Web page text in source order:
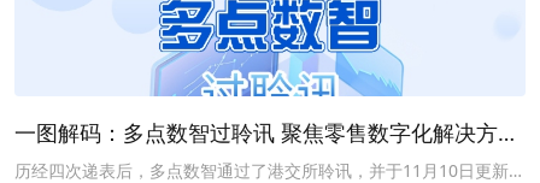
一图解码：多点数智过聆讯 聚焦零售数字化解决方案
高度依赖物美系
历经四次递表后，多点数智通过了港交所聆讯，并于11月10日更新了